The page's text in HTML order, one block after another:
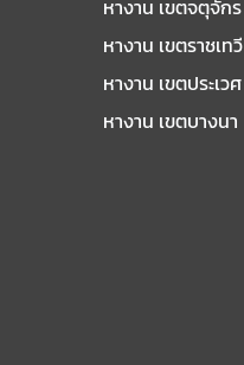
หางาน เขตจตุจักร
หางาน เขตราชเทวี
หางาน เขตประเวศ
หางาน เขตบางนา